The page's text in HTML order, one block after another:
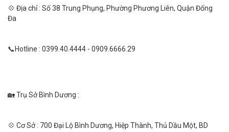
💠 Địa chỉ : Số 38 Trung Phụng, Phường Phương Liên, Quận Đống
Đa
📞Hotline : 0399.40.4444 - 0909.6666.29
🏡 Trụ Sở Bình Dương :
💠 Cơ Sở : 700 Đại Lộ Bình Dương, Hiệp Thành, Thủ Dầu Một, BD